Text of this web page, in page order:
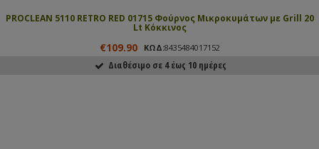
PROCLEAN 5110 RETRO RED 01715 Φούρνος Μικροκυμάτων με Grill 20
Lt Κόκκινος
€109.90 ΚΩΔ:8435484017152
Διαθέσιμο σε 4 έως 10 ημέρες